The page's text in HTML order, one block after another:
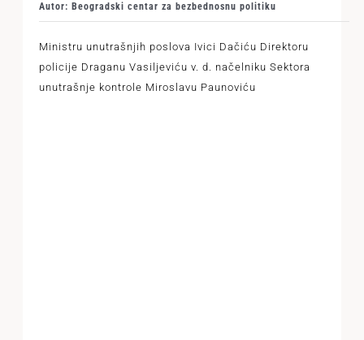
Autor: Beogradski centar za bezbednosnu politiku
Ministru unutrašnjih poslova Ivici Dačiću Direktoru
policije Draganu Vasiljeviću v. d. načelniku Sektora
unutrašnje kontrole Miroslavu Paunoviću